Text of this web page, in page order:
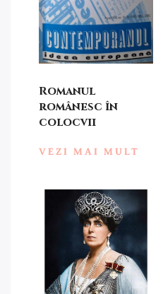
Romanul
românesc în
colocvii
VEZI MAI MULT